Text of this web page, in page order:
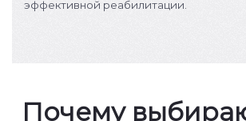
эффективной реабилитации.
Почему